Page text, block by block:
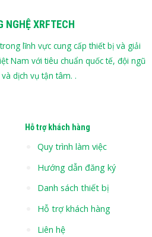
NGHỆ XRFTECH
lĩnh vực cung cấp thiết bị và giải
Nam với tiêu chuẩn quốc tế, đội ngũ
dịch vụ tận tâm. .
Hỗ trợ khách hàng
Quy trình làm việc
Hướng dẫn đăng ký
Danh sách thiết bị
Hỗ trợ khách hàng
Liên hệ